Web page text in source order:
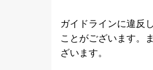
ガイドラインに違反
ことがございます。
ざいます。